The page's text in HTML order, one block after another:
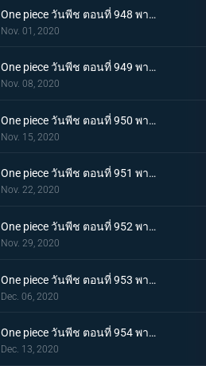
One piece วันพีช ตอนที่ 948 พากย์ไทย เปิดฉากโต้กลับ! ลูฟี่และเหล่าซามูไรฝักดาบแดง!
Nov. 01, 2020
One piece วันพีช ตอนที่ 949 พากย์ไทย มาเพื่อชนะ! เสียงร้องที่สิ้นหวังของลูฟี่
Nov. 08, 2020
One piece วันพีช ตอนที่ 950 พากย์ไทย ความฝันของเหล่าทหาร! ลูฟี่ยึดครองอุด้ง!
Nov. 15, 2020
One piece วันพีช ตอนที่ 951 พากย์ไทย การไล่ล่าของโอโรจิ! หน่วยรบนินจา vs โซโล
Nov. 22, 2020
One piece วันพีช ตอนที่ 952 พากย์ไทย การเผชิญหน้าอย่างไม่คาดคิด! ของสี่จักรพรรดิทั้งสองคน
Nov. 29, 2020
One piece วันพีช ตอนที่ 953 พากย์ไทย คำสารภาพของฮิโยริ! พานพบอีกครั้งที่สะพานโออิฮิงิ
Dec. 06, 2020
One piece วันพีช ตอนที่ 954 พากย์ไทย ชื่อของมันคือเอ็นมะ! สุดยอดดาบของโอเด้ง!
Dec. 13, 2020